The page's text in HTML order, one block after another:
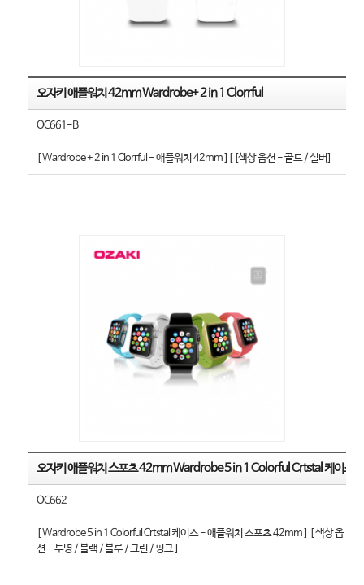
오자키 애플워치 42mm Wardrobe+ 2 in 1 Clorrful
OC661-B
[ Wardrobe + 2 in 1 Clorrful - 애플워치 42mm ][ [색상 옵션 - 골드 / 실버]
오자키 애플워치 스포츠 42mm Wardrobe 5 in 1 Colorful Crtstal 케이스
OC662
[ Wardrobe 5 in 1 Colorful Crtstal 케이스 - 애플워치 스포츠 42mm ] [ 색상 옵
션 - 투명 / 블랙 / 블루 / 그린 / 핑크 ]